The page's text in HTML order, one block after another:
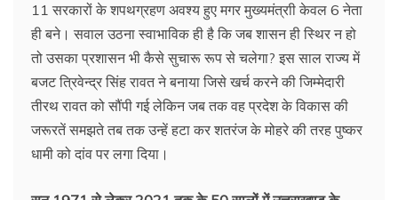
11 सरकारों के शपथग्रहण अवश्य हुए मगर मुख्यमंत्राी केवल 6 नेता
ही बने। सवाल उठना स्वाभाविक ही है कि जब शासन ही स्थिर न हो
तो उसका प्रशासन भी कैसे सुचारू रूप से चलेगा? इस साल राज्य में
बजट त्रिवेन्द्र सिंह रावत ने बनाया जिसे खर्च करने की जिम्मेदारी
तीरथ रावत को सौंपी गई लेकिन जब तक वह प्रदेश के विकास की
जरूरतें समझते तब तक उन्हें हटा कर शतरंज के मोहरे की तरह पुष्कर
धामी को दांव पर लगा दिया।